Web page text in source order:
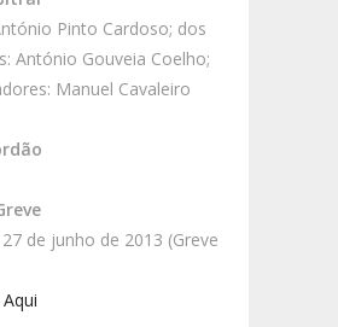
Pinto Cardoso; dos
António Gouveia Coelho;
Manuel Cavaleiro
de junho de 2013 (Greve